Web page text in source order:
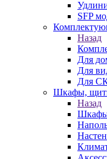
SFP
Назад
Для
Для
Для
Шкафы,
Назад